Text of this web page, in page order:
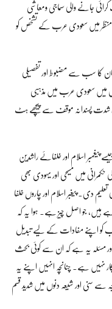
کرائی جانے والی سماجی ومعاشی
منظر میں سعودی عرب کے تشخص کو
کا سب سے مضبوط اور تفصیلی
سعودی عرب میں مذہبی
شدت پسندانہ موقف سے پیچھے ہٹ
اسلام اور خلفائے راشدین
میں مسیحی اور یہودی بھی
دی۔ پیغبر اسلام اور چاروں خلفا
ہیں، جو اصل چیز ہے۔ ہوا یہ کہ
کو اپنے مفادات کے لیے تبدیل
اور مسئلہ یہ ہے کہ ان سے کوئی بحث
نہیں ہے۔ چنانچہ انہیں اپنے یہ
سے سنی اور شیعہ دنوں میں شدید قسم